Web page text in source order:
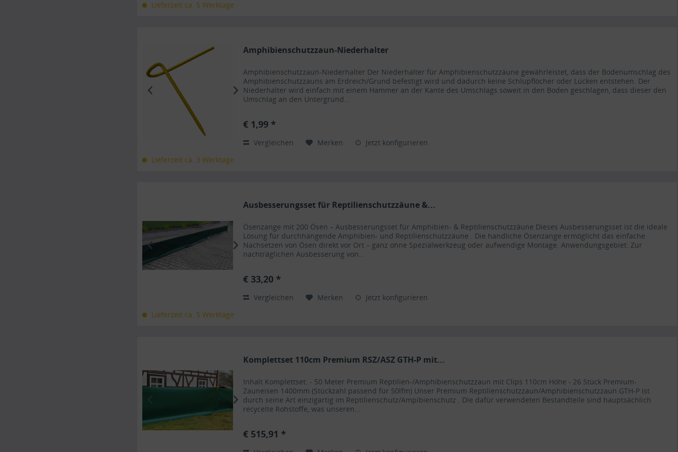
Lieferzeit ca. 5 Werktage
Amphibienschutzzaun-Niederhalter
Amphibienschutzzaun-Niederhalter Der Niederhalter für Amphibienschutzzäune gewährleistet, dass der Bodenumschlag des
Amphibienschutzzauns am Erdreich/Grund befestigt wird und dadurch keine Schlupflöcher oder Lücken entstehen. Der
Niederhalter wird einfach mit einem Hammer an der Kante des Umschlags soweit in den Boden geschlagen, dass dieser den
Umschlag an den Untergrund...
€ 1,99 *
Vergleichen Merken
Jetzt konfigurieren
Lieferzeit ca. 3 Werktage
Ausbesserungsset für Reptilienschutzzäune &...
Ösenzange mit 200 Ösen – Ausbesserungsset für Amphibien- & Reptilienschutzzäune Dieses Ausbesserungsset ist die ideale
Lösung für durchhängende Amphibien- und Reptilienschutzzäune . Die handliche Ösenzange ermöglicht das einfache
Nachsetzen von Ösen direkt vor Ort – ganz ohne Spezialwerkzeug oder aufwendige Montage. Anwendungsgebiet: Zur
nachträglichen Ausbesserung von...
€ 33,20 *
Vergleichen Merken
Jetzt konfigurieren
Lieferzeit ca. 5 Werktage
Komplettset 110cm Premium RSZ/ASZ GTH-P mit...
Inhalt Komplettset: - 50 Meter Premium Reptilien-/Amphibienschutzzaun mit Clips 110cm Höhe - 26 Stück Premium-
Zauneisen 1400mm (Stückzahl passend für 50lfm) Unser Premium Reptilienschutzzaun/Amphibienschutzzaun GTH-P ist
durch seine Art einzigartig im Reptilienschutz/Ampibienschutz . Die dafür verwendeten Bestandteile sind hauptsächlich
recycelte Rohstoffe, was unseren...
€ 515,91 *